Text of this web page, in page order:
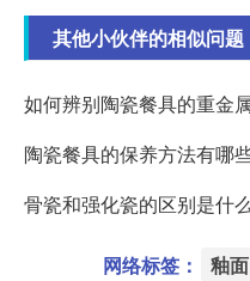
其他小伙伴的相似问题
如何辨别陶瓷餐具的重金
陶瓷餐具的保养方法有哪
骨瓷和强化瓷的区别是什
网络标签： 釉面